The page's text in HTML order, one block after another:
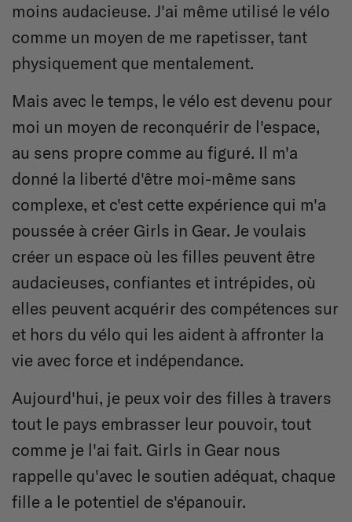
moins audacieuse. J'ai même utilisé le vélo
comme un moyen de me rapetisser, tant
physiquement que mentalement.
Mais avec le temps, le vélo est devenu pour
moi un moyen de reconquérir de l'espace,
au sens propre comme au figuré. Il m'a
donné la liberté d'être moi-même sans
complexe, et c'est cette expérience qui m'a
poussée à créer Girls in Gear. Je voulais
créer un espace où les filles peuvent être
audacieuses, confiantes et intrépides, où
elles peuvent acquérir des compétences sur
et hors du vélo qui les aident à affronter la
vie avec force et indépendance.
Aujourd'hui, je peux voir des filles à travers
tout le pays embrasser leur pouvoir, tout
comme je l'ai fait. Girls in Gear nous
rappelle qu'avec le soutien adéquat, chaque
fille a le potentiel de s'épanouir.